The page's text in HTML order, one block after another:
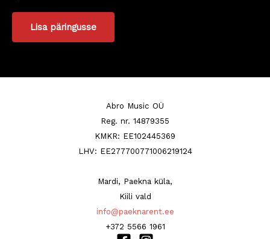
Lisa päringusse
Abro Music OÜ
Reg. nr. 14879355
KMKR: EE102445369
LHV: EE277700771006219124
Mardi, Paekna küla,
Kiili vald
info@paeknarent.ee
+372 5566 1961